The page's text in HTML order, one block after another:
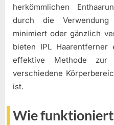
herkömmlichen
durch die
minimiert oder gänzlich
bieten IPL
effektive Methode zur
verschiedene
ist.
Wie funktioniert